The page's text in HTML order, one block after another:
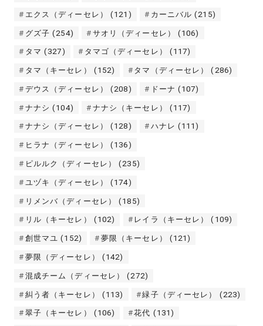
エクス（ディーセレ） (121) カーニバル (215)
グズ子 (254) サオリ（ディーセレ） (106)
タマ (327) タマゴ（ディーセレ） (117)
タマ（キーセレ） (152) タマ（ディーセレ） (286)
デウス（ディーセレ） (208) ドーナ (107)
ナナシ (104) ナナシ（キーセレ） (117)
ナナシ（ディーセレ） (128) ハナレ (111)
ヒラナ（ディーセレ） (136)
ピルルク（ディーセレ） (235)
ユヅキ（ディーセレ） (174)
リメンバ（ディーセレ） (185)
リル（キーセレ） (102) レイラ（キーセレ） (109)
創世マユ (152) 夢限（キーセレ） (121)
夢限（ディーセレ） (142)
混成チーム（ディーセレ） (272)
糾う者（キーセレ） (113) 緑子（ディーセレ） (223)
翠子（キーセレ） (106) 花代 (131)